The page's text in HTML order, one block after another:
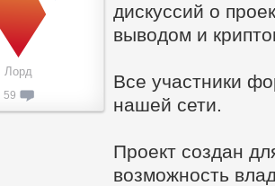
дискуссий о
выводом и
Все участники
нашей сети.
Проект создан
возможность
Лорд
59